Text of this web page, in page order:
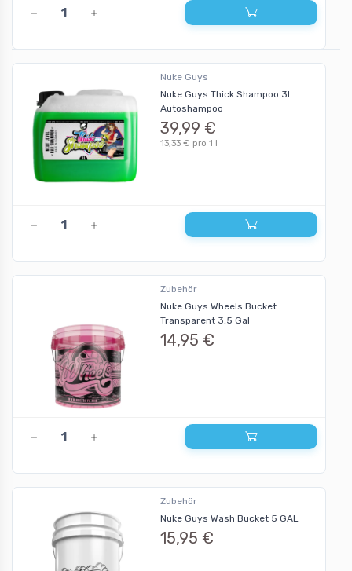
Nuke Guys
Nuke Guys Thick Shampoo 3L
Autoshampoo
39,99 €
13,33 € pro 1 l
Zubehör
Nuke Guys Wheels Bucket
Transparent 3,5 Gal
14,95 €
Zubehör
Nuke Guys Wash Bucket 5 GAL
15,95 €